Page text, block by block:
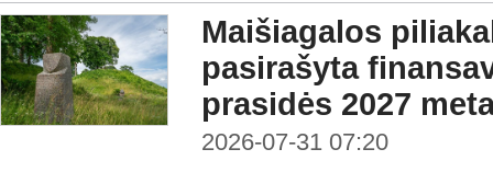
Maišiagalos
pasirašyta
prasidės 2027
2026-07-31 07:20